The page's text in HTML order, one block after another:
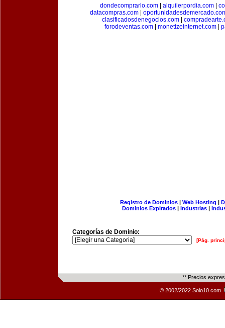
dondecomprarlo.com| alquilerpordia.com|
datacompras.com
clasificadosdenegocios.com|
forodeventas.com| monetizeinternet.com|
Registro de Dominios| Web Hosting |
Dominios Expirados | Industrias |
Categorías de Dominio:
[Pág.
** Precios
© 2002/2022 Solo10.com